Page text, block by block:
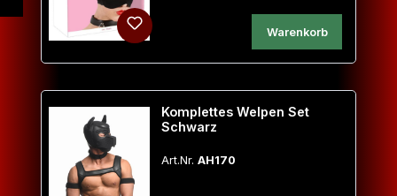
Warenkorb
Komplettes Welpen Set
Schwarz
Art.Nr. AH170